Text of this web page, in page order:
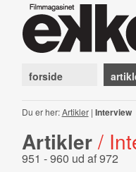
forside
Du er her:Artikler| Interview
Artikler /
951 - 960 ud af 972